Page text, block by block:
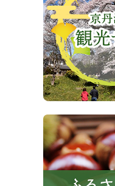
京
丹
波
町
観
光
サ
イ
ト
ふ
さ
と
納